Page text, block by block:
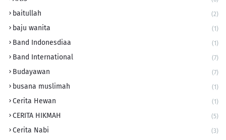
baitullah (2)
baju wanita (1)
Band Indonesdiaa (1)
Band International (7)
Budayawan (7)
busana muslimah (1)
Cerita Hewan (1)
CERITA HIKMAH (5)
Cerita Nabi (3)